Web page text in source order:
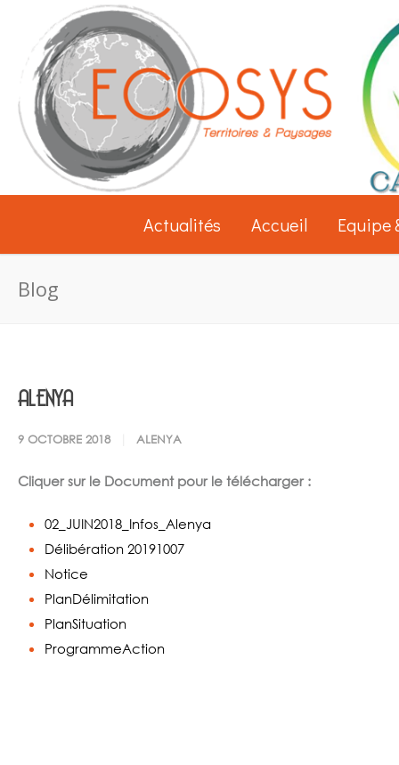
Actualités Accueil Equipe
Blog
ALENYA
9 OCTOBRE 2018 ALENYA
Cliquer sur le Document pour le télécharger :
02_JUIN2018_Infos_Alenya
Délibération 20191007
Notice
PlanDélimitation
PlanSituation
ProgrammeAction